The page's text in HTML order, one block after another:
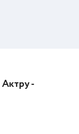
-